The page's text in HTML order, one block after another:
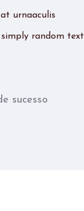
at urnaaculis
random text
sucesso